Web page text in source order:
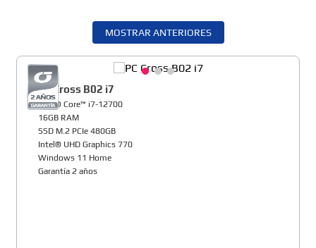
MOSTRAR ANTERIORES
PC Cross B02 i7
Intel® Core™ i7-12700
16GB RAM
SSD M.2 PCIe 480GB
Intel® UHD Graphics 770
Windows 11 Home
Garantía 2 años